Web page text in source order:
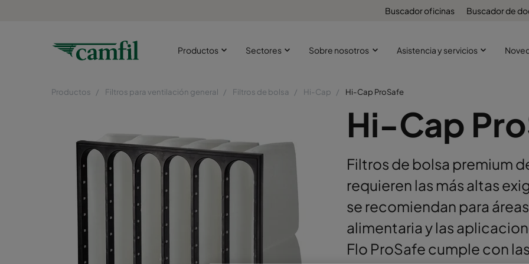
Buscador oficinas Buscador de
Productos Sectores Sobre nosotros Asistencia y servicios
Productos Filtros para ventilación general Filtros de bolsa Hi-Cap Hi-Cap ProSafe
Hi-Cap
Filtros de bolsa premium
requieren las más altas
se recomiendan para
alimentaria y las
Flo ProSafe cumple con